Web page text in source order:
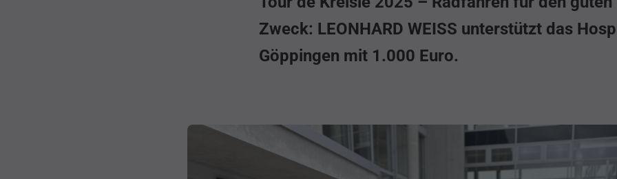
Zweck: LEONHARD WEISS unterstützt das
Göppingen mit 1.000 Euro.